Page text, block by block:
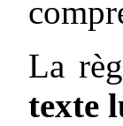
La
texte